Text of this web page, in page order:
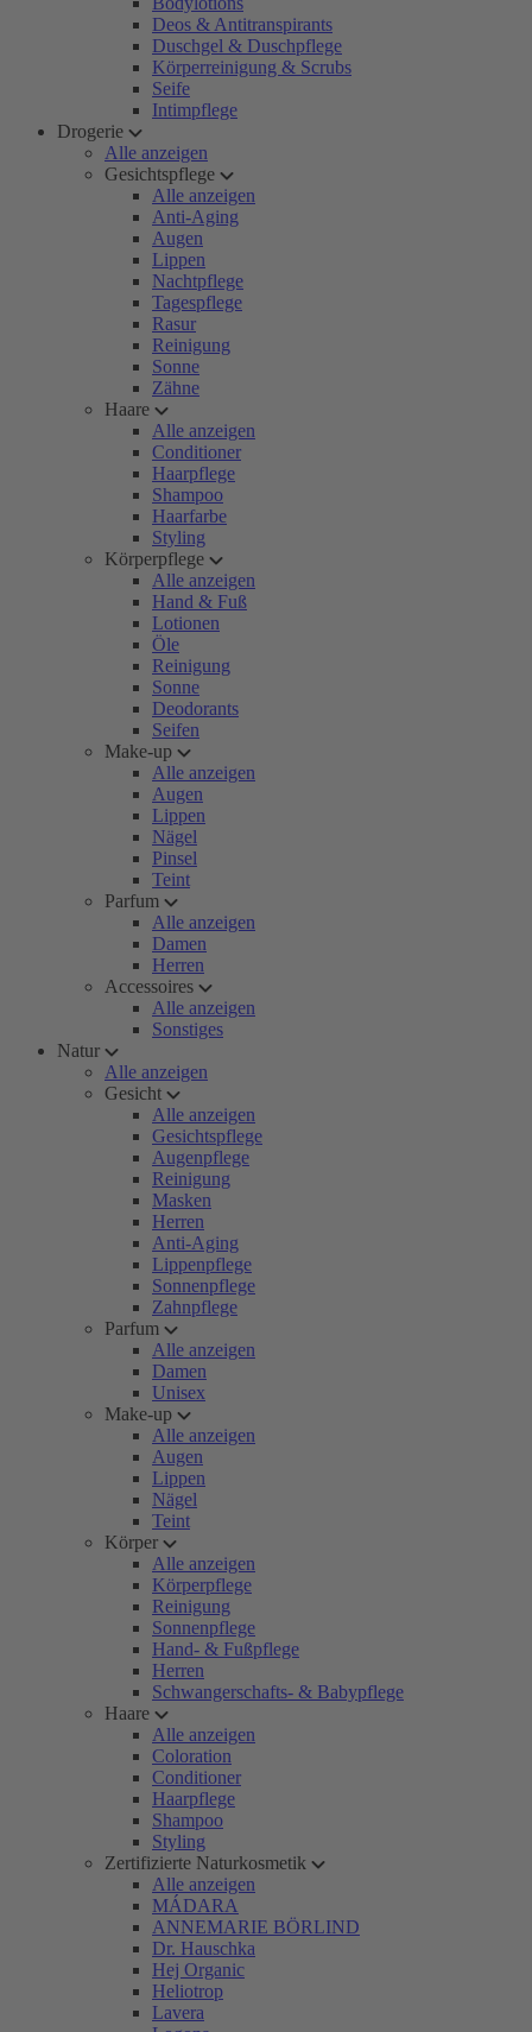
Deos & Antitranspirants
Duschgel & Duschpflege
Körperreinigung & Scrubs
Seife
Intimpflege
Drogerie
Alle anzeigen
Gesichtspflege
Alle anzeigen
Anti-Aging
Augen
Lippen
Nachtpflege
Tagespflege
Rasur
Reinigung
Sonne
Zähne
Haare
Alle anzeigen
Conditioner
Haarpflege
Shampoo
Haarfarbe
Styling
Körperpflege
Alle anzeigen
Hand & Fuß
Lotionen
Öle
Reinigung
Sonne
Deodorants
Seifen
Make-up
Alle anzeigen
Augen
Lippen
Nägel
Pinsel
Teint
Parfum
Alle anzeigen
Damen
Herren
Accessoires
Alle anzeigen
Sonstiges
Natur
Alle anzeigen
Gesicht
Alle anzeigen
Gesichtspflege
Augenpflege
Reinigung
Masken
Herren
Anti-Aging
Lippenpflege
Sonnenpflege
Zahnpflege
Parfum
Alle anzeigen
Damen
Unisex
Make-up
Alle anzeigen
Augen
Lippen
Nägel
Teint
Körper
Alle anzeigen
Körperpflege
Reinigung
Sonnenpflege
Hand- & Fußpflege
Herren
Schwangerschafts- & Babypflege
Haare
Alle anzeigen
Coloration
Conditioner
Haarpflege
Shampoo
Styling
Zertifizierte Naturkosmetik
Alle anzeigen
MÁDARA
ANNEMARIE BÖRLIND
Dr. Hauschka
Hej Organic
Heliotrop
Lavera